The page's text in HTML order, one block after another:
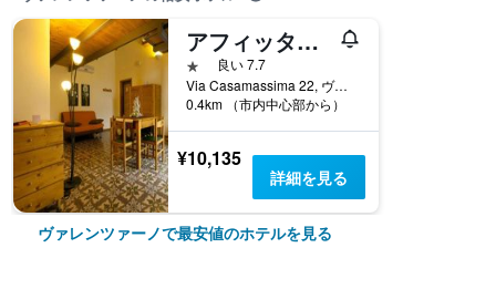
アフィッタカメレ ヴァレンティーノ
1つ星良い 7.7
Via Casamassima 22, ヴァレンツァーノ, バーリ県, イタリア
0.4km （市内中心部から）
¥10,135
詳細を見る
ヴァレンツァーノで最安値のホテルを見る